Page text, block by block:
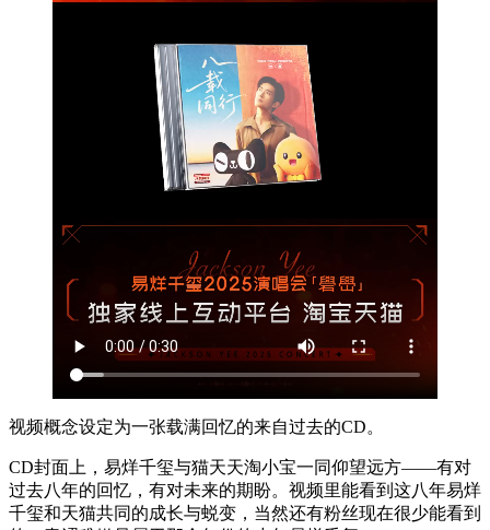
视频概念设定为一张载满回忆的来自过去的CD。
CD封面上，易烊千玺与猫天天淘小宝一同仰望远方——有对
过去八年的回忆，有对未来的期盼。视频里能看到这八年易烊
千玺和天猫共同的成长与蜕变，当然还有粉丝现在很少能看到